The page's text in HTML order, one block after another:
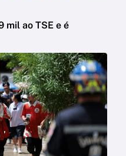
mil ao TSE e é